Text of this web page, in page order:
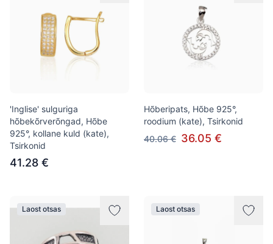
'Inglise' sulguriga
hõbekõrverõngad, Hõbe
925°, kollane kuld (kate),
Tsirkonid
41.28 €
Hõberipats, Hõbe 925°,
roodium (kate), Tsirkonid
40.06 € 36.05 €
Laost otsas Laost otsas